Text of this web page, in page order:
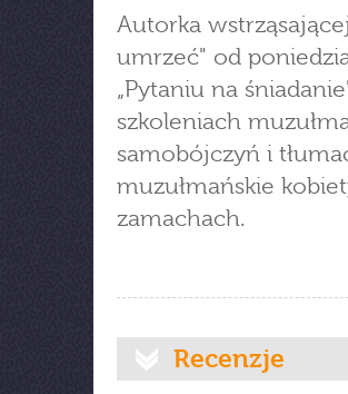
Autorka
umrzeć" od
„Pytaniu na
szkoleniach
samobójczyń i
muzułmańskie
zamachach.
Recenzje